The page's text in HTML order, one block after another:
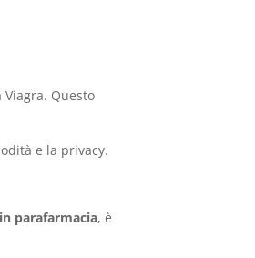
Questo
e la privacy.
parafarmacia, è